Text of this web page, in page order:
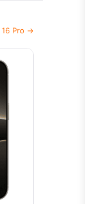
16 Pro →